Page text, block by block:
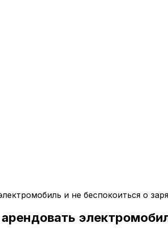
и не беспокоиться о